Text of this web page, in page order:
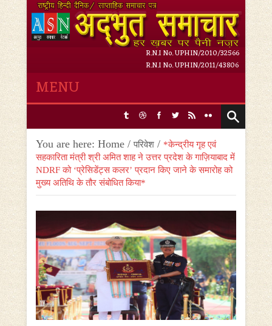
R.N.I No. UPHIN/2010/32566
R.N.I No. UPHIN/2011/43806
MENU
You are here: Home / परिवेश / *केन्द्रीय गृह एवं
सहकारिता मंत्री श्री अमित शाह ने उत्तर प्रदेश के गाज़ियाबाद में
NDRF को ‘प्रेसिडेंट्स कलर’ प्रदान किए जाने के समारोह को
मुख्य अतिथि के तौर संबोधित किया*